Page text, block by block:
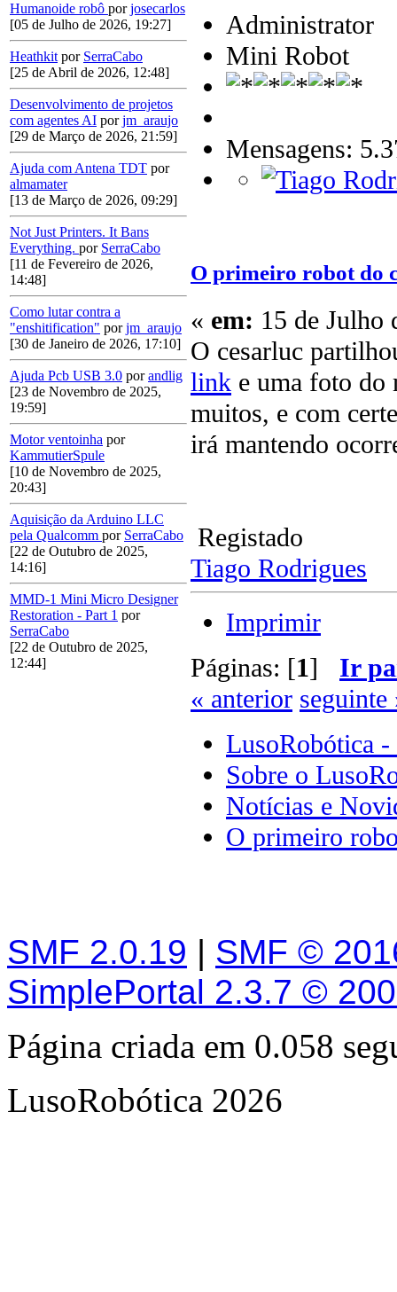
Humanoide robô porjosecarlos
[05 de Julho de 2026, 19:27]
Heathkit por SerraCabo
[25 de Abril de 2026, 12:48]
Desenvolvimento de projetos
com agentes AI porjm_araujo
[29 de Março de 2026, 21:59]
Ajuda com Antena TDT por
almamater
[13 de Março de 2026, 09:29]
Not Just Printers. It Bans
Everything. por SerraCabo
[11 de Fevereiro de 2026,
14:48]
Como lutar contra a
"enshitification" porjm_araujo
[30 de Janeiro de 2026, 17:10]
Ajuda Pcb USB 3.0 porandlig
[23 de Novembro de 2025,
19:59]
Motor ventoinha por
KammutierSpule
[10 de Novembro de 2025,
20:43]
Aquisição da Arduino LLC
pela Qualcomm por SerraCabo
[22 de Outubro de 2025,
14:16]
MMD-1 Mini Micro Designer
Restoration - Part 1 por
SerraCabo
[22 de Outubro de 2025,
12:44]
Administrator
Mini Robot
Mensagens:
O primeiro robot do
« em: 15 de Julho
O cesarluc
link e uma foto do
muitos, e com
irá mantendo
Registado
Tiago Rodrigues
Imprimir
Páginas: [1] Ir
« anterior seguinte
LusoRobótica -
Sobre o
Notícias e
O primeiro
SMF 2.0.19 | SMF ©
SimplePortal 2.3.7 ©
Página criada em 0.058
LusoRobótica 2026